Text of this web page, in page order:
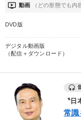
一倉定
※「更新」を押すと「テーマ」
ondemand_video 動画 （どの形態でも内
DVD版
デジタル動画版
（配信＋ダウンロード）
〝
常識